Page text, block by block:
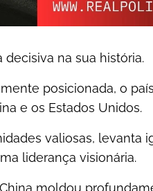
na sua história.
posicionada, o
e os Estados Unidos.
valiosas, levanta
liderança visionária.
moldou